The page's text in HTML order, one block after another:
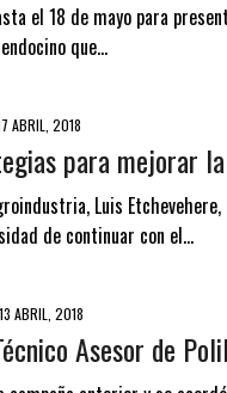
el 18 de mayo para
que…
ABRIL, 2018
para mejorar
Luis
de continuar con el…
13 ABRIL, 2018
Asesor de